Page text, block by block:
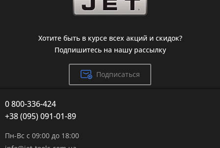
Хотите быть в курсе всех акций и скидок?
Подпишитесь на нашу рассылку
Подписаться
0 800-336-424
+38 (095) 091-01-89
Пн-Вс с 09:00 до 18:00